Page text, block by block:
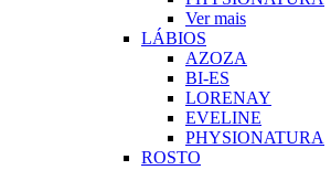
Ver mais
LÁBIOS
AZOZA
BI-ES
LORENAY
EVELINE
PHYSIONATURA
ROSTO